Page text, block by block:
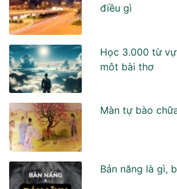
điều gì
Học 3.000 từ
môt bài thơ
Màn tự bào
Bản năng là gì,